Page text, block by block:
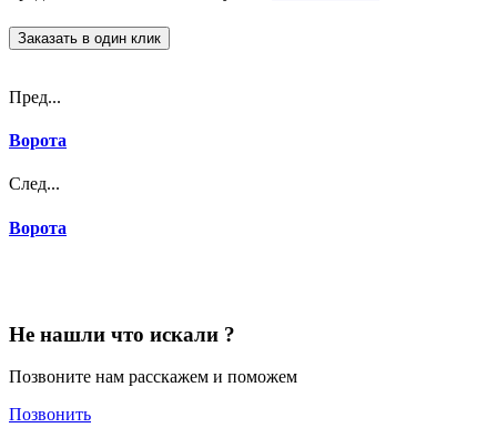
Заказать в один клик
Пред...
Ворота
След...
Ворота
Не нашли что искали ?
Позвоните нам расскажем и поможем
Позвонить